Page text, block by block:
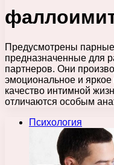
Предусмотрены
предназначенные для
партнеров. Они
эмоциональное и
качество интимной
отличаются особым
Психология